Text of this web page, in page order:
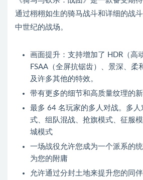
通过栩栩如生的骑马战斗和详细的战
中世纪的战场。
画面提升：支持增加了 HDR（高
FSAA（全屏抗锯齿）、景深、柔
及许多其他的特效。
带有更多的细节和高质量纹理的
最多 64 名玩家的多人对战。多
式、组队混战、抢旗模式、征服
城模式
一场战役允许您成为一个派系的
为您的附庸
允许通过分封土地来提升您的同